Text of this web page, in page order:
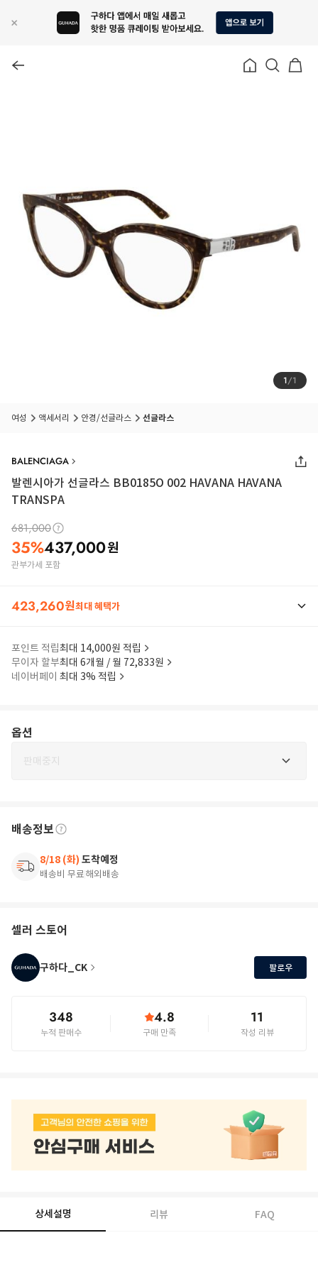
1/1
여성 액세서리 안경/선글라스 선글라스
BALENCIAGA
발렌시아가 선글라스 BB0185O 002 HAVANA HAVANA
TRANSPA
681,000
35%437,000원
관부가세 포함
423,260원최대 혜택가
포인트 적립최대 14,000원 적립
무이자 할부최대 6개월 / 월 72,833원
네이버페이 최대 3% 적립
옵션
판매중지
배송정보
8/18 (화) 도착예정
배송비 무료해외배송
셀러 스토어
구하다_CK 팔로우
348
누적 판매수
4.8
구매 만족
11
작성 리뷰
상세설명 리뷰 FAQ